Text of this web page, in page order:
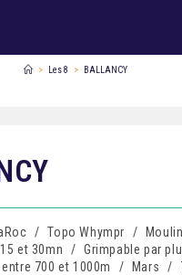
> Les 8 > BALLANCY
/ Topo Whympr /
et 30mn
/ Grimpable par
700 et 1000m / Mars /